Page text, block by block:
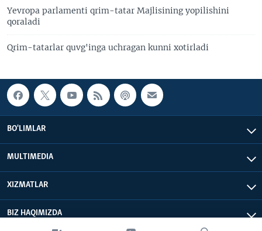
Yevropa parlamenti qrim-tatar Majlisining yopilishini
qoraladi
Qrim-tatarlar quvg'inga uchragan kunni xotirladi
BO'LIMLAR
MULTIMEDIA
XIZMATLAR
BIZ HAQIMIZDA